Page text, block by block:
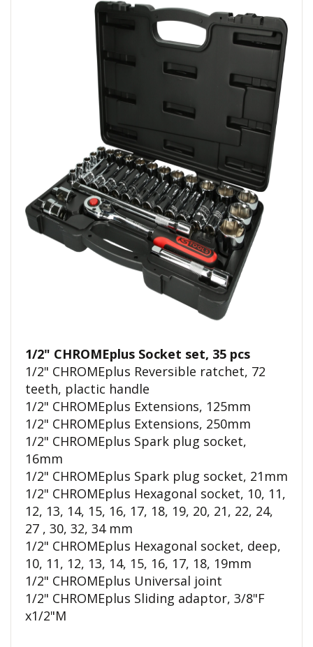
1/2" CHROMEplus Socket set, 35 pcs
1/2" CHROMEplus Reversible ratchet, 72
teeth, plactic handle
1/2" CHROMEplus Extensions, 125mm
1/2" CHROMEplus Extensions, 250mm
1/2" CHROMEplus Spark plug socket,
16mm
1/2" CHROMEplus Spark plug socket, 21mm
1/2" CHROMEplus Hexagonal socket, 10, 11,
12, 13, 14, 15, 16, 17, 18, 19, 20, 21, 22, 24,
27 , 30, 32, 34 mm
1/2" CHROMEplus Hexagonal socket, deep,
10, 11, 12, 13, 14, 15, 16, 17, 18, 19mm
1/2" CHROMEplus Universal joint
1/2" CHROMEplus Sliding adaptor, 3/8"F
x1/2"M